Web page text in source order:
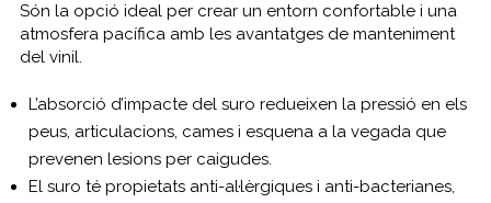
Són la opció ideal per crear un entorn confortable i una
atmosfera pacífica amb les avantatges de manteniment
del vinil.
L’absorció d’impacte del suro redueixen la pressió en els
peus, articulacions, cames i esquena a la vegada que
prevenen lesions per caigudes.
El suro té propietats anti-al·lèrgiques i anti-bacterianes,